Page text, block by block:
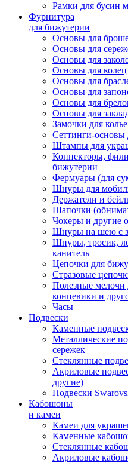
Рамки для бусин
Фурнитура
для бижутерии
Основы для
Основы для
Основы для
Основы для колец
Основы для
Основы для
Основы для
Основы для
Замочки для
Сеттинги-основы
Штампы для
Коннекторы,
бижутерии
Фермуары (для
Шнуры для
Держатели и
Шапочки
Чокеры и другие
Шнуры на шею с
Шнуры, тросик,
канитель
Цепочки для
Стразовые
Полезные мелочи
концевики и
Часы
Подвески
Каменные
Металлические
сережек
Стеклянные
Акриловые
другие)
Подвески
Кабошоны
и камеи
Камеи для
Каменные
Стеклянные
Акриловые